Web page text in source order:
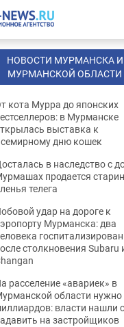
НОВОСТИ МУРМАНСКА И
МУРМАНСКОЙ ОБЛАСТИ
кота Мурра до японских
в Мурманске
выставка к
дню кошек
в наследство с
продается
телега
удар на дороге к
Мурманска: два
столкновения Subaru
расселение «авариек» в
области нужно
власти нашли
на застройщиков